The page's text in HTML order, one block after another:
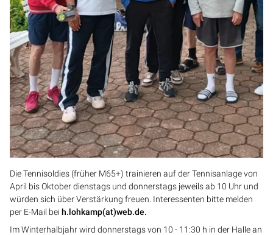
Die Tennisoldies (früher M65+) trainieren auf der Tennisanlage von
April bis Oktober dienstags und donnerstags jeweils ab 10 Uhr und
würden sich über Verstärkung freuen. Interessenten bitte melden
per E-Mail bei h.lohkamp(at)web.de.
Im Winterhalbjahr wird donnerstags von 10 - 11:30 h in der Halle an